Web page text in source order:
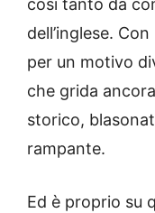
così tanto da
dell’inglese.
per un motivo
che grida
storico,
rampante.
Ed è proprio su